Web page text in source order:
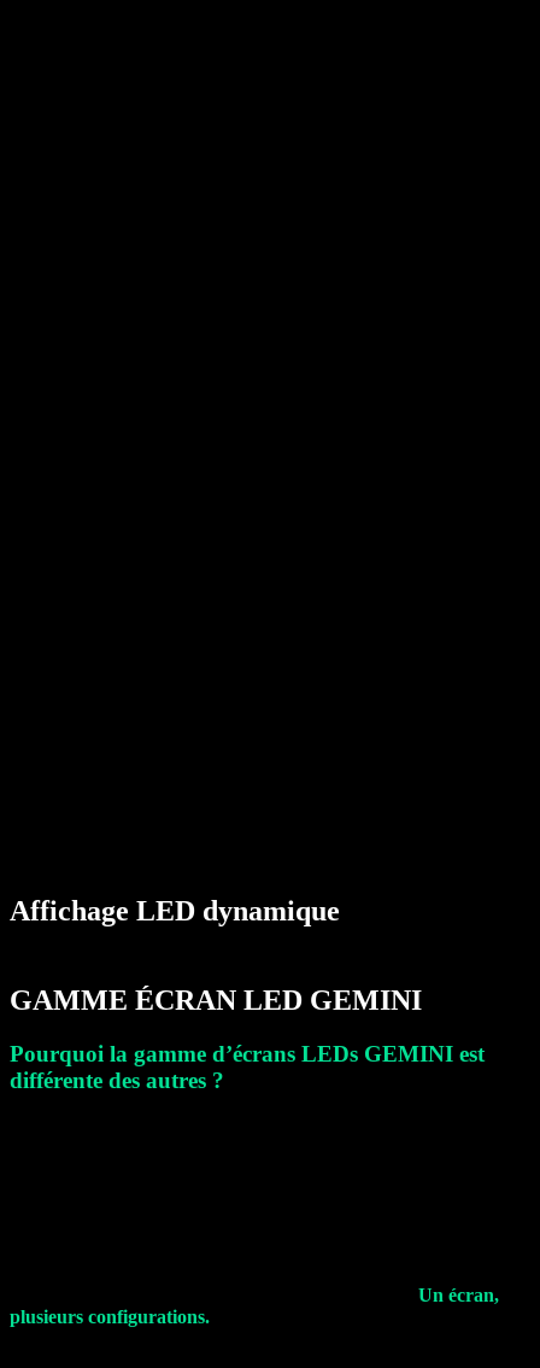
Affichage LED dynamique
GAMME ÉCRAN LED GEMINI
Pourquoi la gamme d’écrans LEDs GEMINI est
différente des autres ?
Un écran,
plusieurs configurations.